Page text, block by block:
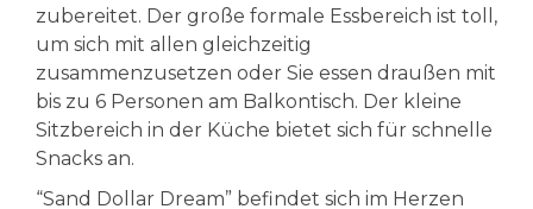
zubereitet. Der große formale Essbereich ist toll,
um sich mit allen gleichzeitig
zusammenzusetzen oder Sie essen draußen mit
bis zu 6 Personen am Balkontisch. Der kleine
Sitzbereich in der Küche bietet sich für schnelle
Snacks an.
“Sand Dollar Dream” befindet sich im Herzen